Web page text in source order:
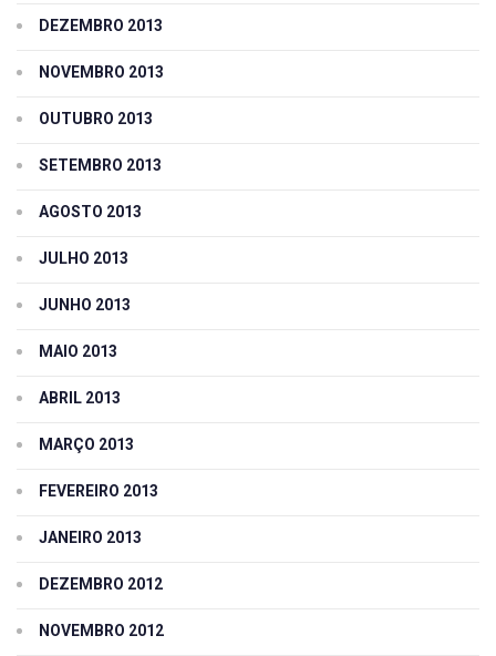
DEZEMBRO 2013
NOVEMBRO 2013
OUTUBRO 2013
SETEMBRO 2013
AGOSTO 2013
JULHO 2013
JUNHO 2013
MAIO 2013
ABRIL 2013
MARÇO 2013
FEVEREIRO 2013
JANEIRO 2013
DEZEMBRO 2012
NOVEMBRO 2012